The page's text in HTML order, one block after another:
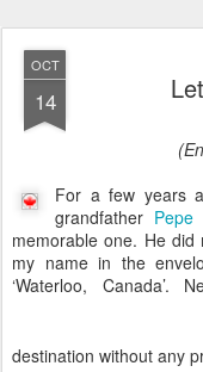
OCT
14
For a few years
grandfather Pepe
memorable one. He
my name in the
‘Waterloo,
destination without any